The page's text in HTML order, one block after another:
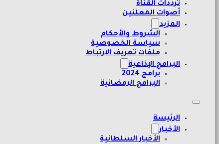
ترددات القناة
أصوات المعلنين
المزيد
الشروط والأحكام
سياسة الخصوصية
ملفات تعريف الارتباط
البرامج الإذاعية
برامج 2024
البرامج الرمضانية
الرئيسة
الأخبار
الأخبار السلطانية